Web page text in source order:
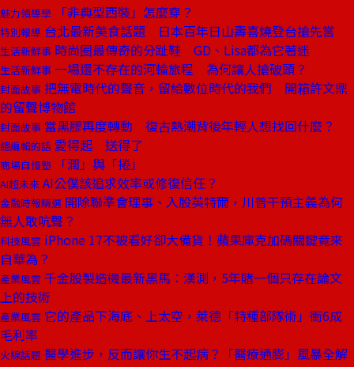
魅力領導學 「非典型西裝」怎麼穿？
特別報導 台北最新美食話題 日本百年日山壽喜燒登台搶先嘗
生活新鮮事 時尚圈最傳奇的分趾鞋 GD、Lisa都為它著迷
生活新鮮事 一場還不存在的河輪旅程 為何讓人搶破頭？
封面故事 把無電時代的聲音，留給數位時代的我們 開箱許文鼎
的留聲博物館
封面故事 當黑膠再度轉動 復古熱潮背後年輕人想找回什麼？
總編輯的話 愛得起 送得了
商場自慢塾 「潤」與「捲」
AI超未來 AI公僕該追求效率或修復信任？
金融時報精選 開除聯準會理事、入股英特爾，川普干預主義為何
無人敢吭聲？
科技風雲 iPhone 17不被看好卻大備貨！蘋果庫克加碼關鍵竟來
自華為？
產業風雲 千金股製造機最新黑馬：漢測，5年賭一個只存在論文
上的技術
產業風雲 它的產品下海底、上太空，萊德「特種部隊術」衝6成
毛利率
火線話題 醫學進步，反而讓你生不起病？「醫療通膨」風暴全解